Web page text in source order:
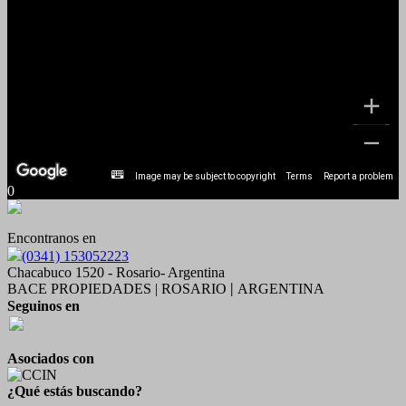
Image may be subject to copyright Terms Report a problem
0
Encontranos en
(0341) 153052223
Chacabuco 1520 - Rosario- Argentina
BACE PROPIEDADES | ROSARIO
ARGENTINA
Seguinos en
Asociados con
¿Qué estás buscando?